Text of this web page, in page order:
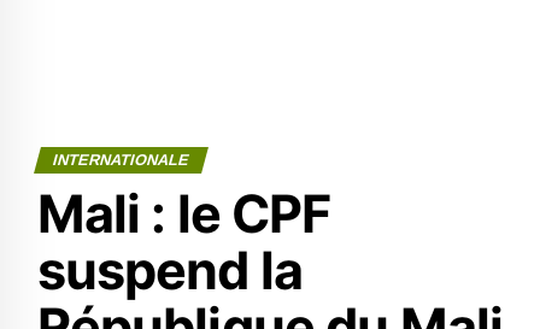
INTERNATIONALE
Mali : le CPF
suspend la